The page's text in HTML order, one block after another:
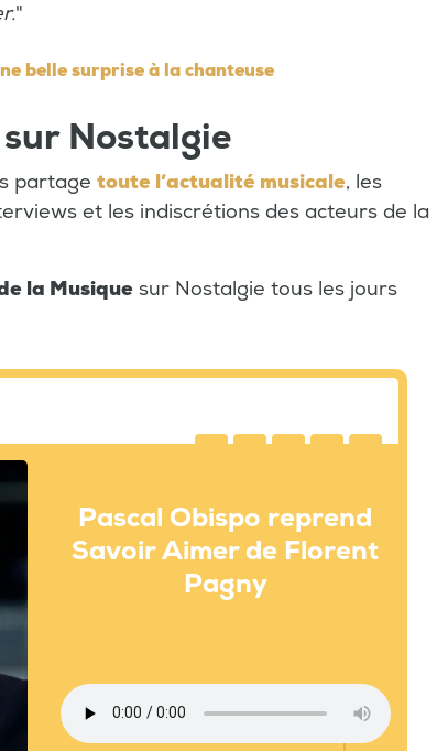
"
belle surprise à la chanteuse
Nostalgie
partage toute l’actualité musicale, les
et les indiscrétions des acteurs de la
la Musique sur Nostalgie tous les jours
Pascal Obispo reprend
Savoir Aimer de Florent
Pagny